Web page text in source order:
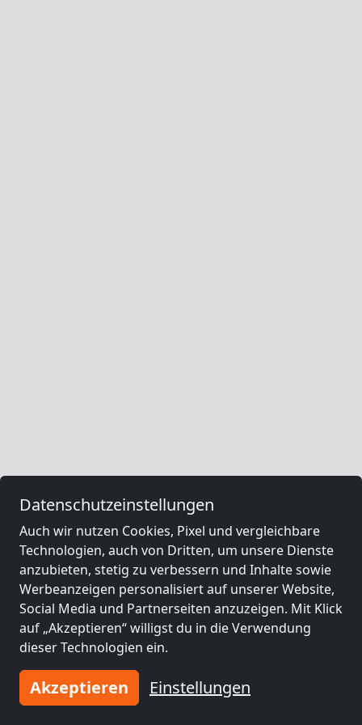
Datenschutzeinstellungen
Auch wir nutzen Cookies, Pixel und vergleichbare
Technologien, auch von Dritten, um unsere Dienste
anzubieten, stetig zu verbessern und Inhalte sowie
Werbeanzeigen personalisiert auf unserer Website,
Social Media und Partnerseiten anzuzeigen. Mit Klick
auf „Akzeptieren“ willigst du in die Verwendung
dieser Technologien ein.
Akzeptieren Einstellungen